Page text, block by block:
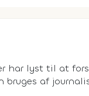
har lyst til at
af